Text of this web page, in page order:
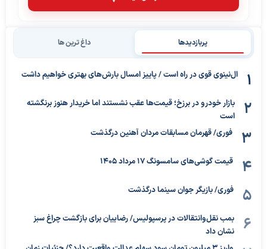
پربازدیدها داغ ترین ها
ال‌نینوی قوی در راه است / پاییز امسال بارش‌های بهتری خواهیم داشت
بازار خودرو در برزخ؛ قیمت‌ها عقب نشستند اما خریدار هنوز برنگشته
است
فوری/ قهرمان مسابقات مردان آهنین درگذشت
قیمت گوشی‌های سامسونگ 17 مرداد 1405
فوری/ بازیگر جوان سینما درگذشت
بمب نقل‌وانتقالات در پرسپولیس/ رضاییان برای بازگشت چراغ سبز
نشان داد